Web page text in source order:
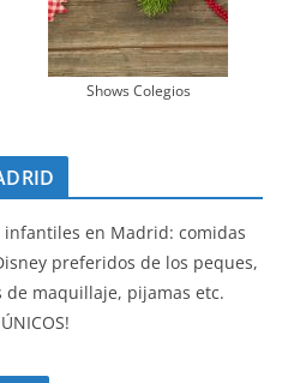
Shows Colegios
infantiles en Madrid: comidas
preferidos de los peques,
de maquillaje, pijamas etc.